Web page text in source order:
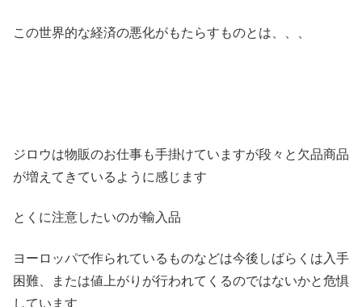
この世界的な経済の悪化がもたらすものとは、、、
ジロウは物販のお仕事も手掛けていますが段々と欠品商品
が増えてきているように感じます
とくに注意したいのが輸入品
ヨーロッパで作られているものなどは今後しばらくは入手
困難、または値上がりが行われてくるのではないかと危惧
しています